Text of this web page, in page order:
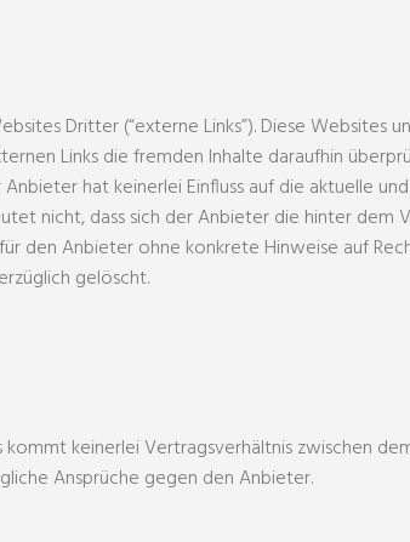
Dritter (“externe Links”). Diese
Links die fremden Inhalte daraufhin
hat keinerlei Einfluss auf die aktuelle
nicht, dass sich der Anbieter die hinter dem
den Anbieter ohne konkrete Hinweise auf
gelöscht.
keinerlei Vertragsverhältnis zwischen
Ansprüche gegen den Anbieter.